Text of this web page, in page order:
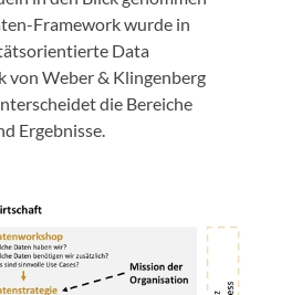
Framework wurde in
Data
von Weber & Klingenberg
die Bereiche
Ergebnisse.